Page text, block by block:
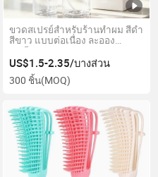
ขวดสเปรย์สำหรับร้านทำผม สีดำ
สีขาว แบบต่อเนื่อง ละออง
ละเอียด
US$1.5-2.35/บางส่วน
300 ชิ้น(MOQ)